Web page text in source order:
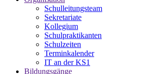
Schulleitungsteam
Sekretariate
Kollegium
Schulpraktikanten
Schulzeiten
Terminkalender
IT an der KS1
Bildungsgänge